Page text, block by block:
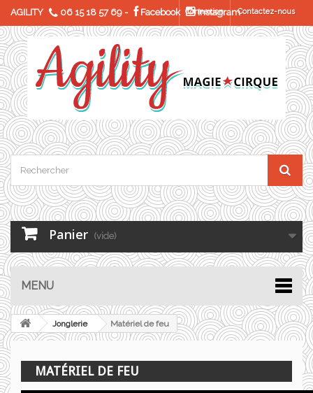
AGILITY 06 15 18 57 69 - Facebook InstagramContactez-nous
Connexion
Panier (vide)
MENU
Jonglerie Matériel de feu
MATÉRIEL DE FEU